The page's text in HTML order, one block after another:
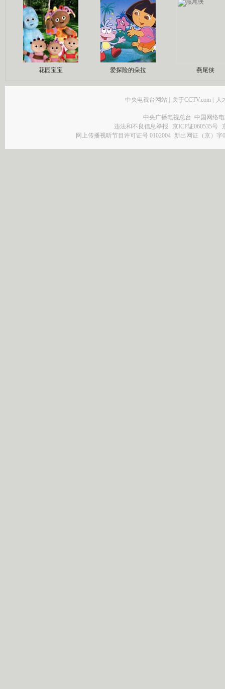
花园宝宝 爱探险的朵拉 燕尾侠
中央电视台网站 | 关于CCTV.com | 人
中央广播电视总台 中国网络
违法和不良信息举报
京ICP证060535号
网上传播视听节目许可证号 0102004 新出网证（京）